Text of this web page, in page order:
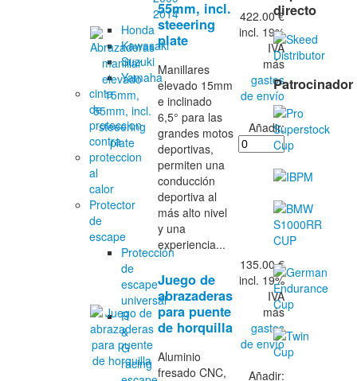
2014
Honda
Kawasaki
Suzuki
Yamaha
cinta
de
proteccion
contra
proteccion
al
calor
Protector
de
escape
Protección
de
escape
universal
R
&
G
racing
55mm, incl.
steeering
plate
Manillares
elevado 15mm
e inclinado
6,5° para las
grandes motos
deportivas,
permiten una
conducción
deportiva al
más alto nivel
y una
experiencia...
422.00 €
incl. 19%
IVA
más
gastos
de envío
Añadir:
Juego de
abrazaderas
para puente
de horquilla
Aluminio
fresado CNC,
135.00 €
incl. 19%
IVA
más
gastos
de envío
Añadir:
directo
Patrocinador